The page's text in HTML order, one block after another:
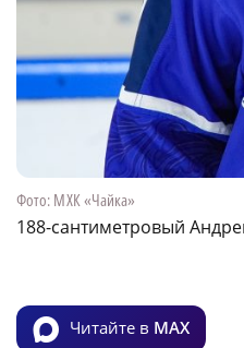
Фото: МХК «Чайка»
188-сантиметровый
Читайте в MAX